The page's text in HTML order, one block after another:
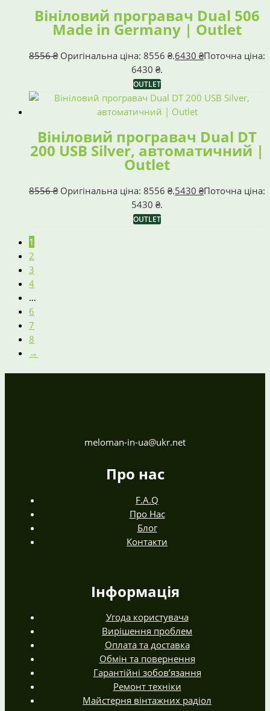
Вініловий програвач Dual 506
Made in Germany | Outlet
8556₴ Оригінальна ціна: 8556 ₴.6430 ₴Поточна ціна:
6430 ₴.
OUTLET
Вініловий програвач Dual DT
200 USB Silver, автоматичний |
Outlet
8556₴ Оригінальна ціна: 8556 ₴.5430 ₴Поточна ціна:
5430 ₴.
OUTLET
1
2
3
4
…
6
7
8
→
meloman-in-ua@ukr.net
Про нас
F.A.Q
Про Нас
Блог
Контакти
Інформація
Угода користувача
Вирішення проблем
Оплата та доставка
Обмін та повернення
Гарантійні зобов’язання
Ремонт техніки
Майстерня вінтажних радіол